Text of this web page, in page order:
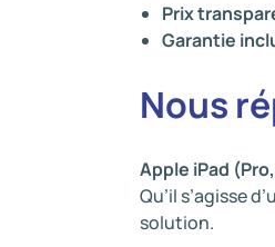
Prix
Garantie
Nous
Apple iPad
Qu’il s’agisse
solution.